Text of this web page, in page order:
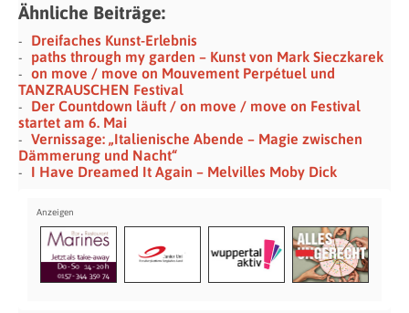
Ähnliche Beiträge:
Dreifaches Kunst-Erlebnis
paths through my garden – Kunst von Mark Sieczkarek
on move / move on Mouvement Perpétuel und
TANZRAUSCHEN Festival
Der Countdown läuft / on move / move on Festival
startet am 6. Mai
Vernissage: „Italienische Abende – Magie zwischen
Dämmerung und Nacht“
I Have Dreamed It Again – Melvilles Moby Dick